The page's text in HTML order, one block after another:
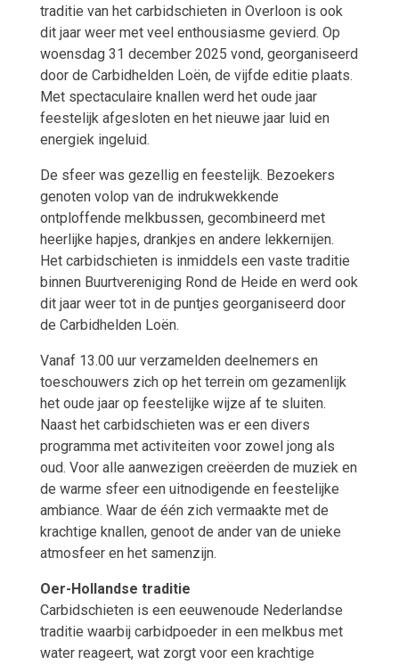
traditie van het carbidschieten in Overloon is ook
dit jaar weer met veel enthousiasme gevierd. Op
woensdag 31 december 2025 vond, georganiseerd
door de Carbidhelden Loën, de vijfde editie plaats.
Met spectaculaire knallen werd het oude jaar
feestelijk afgesloten en het nieuwe jaar luid en
energiek ingeluid.
De sfeer was gezellig en feestelijk. Bezoekers
genoten volop van de indrukwekkende
ontploffende melkbussen, gecombineerd met
heerlijke hapjes, drankjes en andere lekkernijen.
Het carbidschieten is inmiddels een vaste traditie
binnen Buurtvereniging Rond de Heide en werd ook
dit jaar weer tot in de puntjes georganiseerd door
de Carbidhelden Loën.
Vanaf 13.00 uur verzamelden deelnemers en
toeschouwers zich op het terrein om gezamenlijk
het oude jaar op feestelijke wijze af te sluiten.
Naast het carbidschieten was er een divers
programma met activiteiten voor zowel jong als
oud. Voor alle aanwezigen creëerden de muziek en
de warme sfeer een uitnodigende en feestelijke
ambiance. Waar de één zich vermaakte met de
krachtige knallen, genoot de ander van de unieke
atmosfeer en het samenzijn.
Oer-Hollandse traditie
Carbidschieten is een eeuwenoude Nederlandse
traditie waarbij carbidpoeder in een melkbus met
water reageert, wat zorgt voor een krachtige